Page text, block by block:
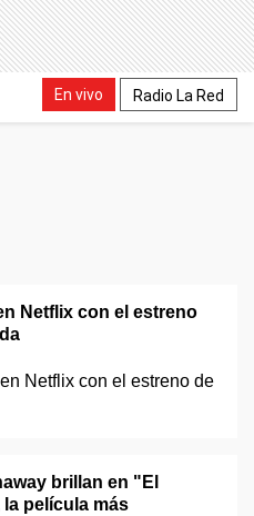
En vivo Radio La Red
Netflix con el estreno
brillan en "El
película más